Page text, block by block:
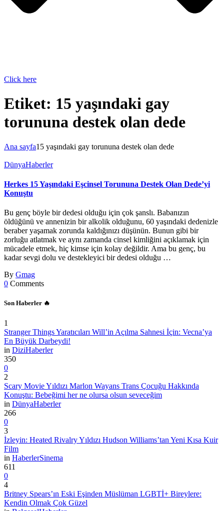
Click here
Etiket: 15 yaşındaki gay
torununa destek olan dede
Ana sayfa15 yaşındaki gay torununa destek olan dede
DünyaHaberler
Herkes 15 Yaşındaki Eşcinsel Torununa Destek Olan Dede’yi
Konuştu
Bu genç böyle bir dedesi olduğu için çok şanslı. Babanızın
öldüğünü ve annenizin bir alkolik olduğunu, 60 yaşındaki dedenizle
beraber yaşamak zorunda kaldığınızı düşünün. Bunun gibi bir
zorluğu atlatmak ve aynı zamanda cinsel kimliğini açıklamak için
mücadele etmek, hiç kimse için kolay değildir. Ama bu genç, bu
kadar sevgi dolu ve destekleyici bir dedesi olduğu …
By Gmag
0 Comments
Son Haberler 🔥
1
Stranger Things Yaratıcıları Will’in Açılma Sahnesi İçin: Vecna’ya
En Büyük Darbeydi!
in DiziHaberler
350
0
2
Scary Movie Yıldızı Marlon Wayans Trans Çocuğu Hakkında
Konuştu: Bebeğimi her ne olursa olsun seveceğim
in DünyaHaberler
266
0
3
İzleyin: Heated Rivalry Yıldızı Hudson Williams’tan Yeni Kısa Kuir
Film
in HaberlerSinema
611
0
4
Britney Spears’ın Eski Eşinden Müslüman LGBTİ+ Bireylere:
Kendin Olmak Çok Güzel